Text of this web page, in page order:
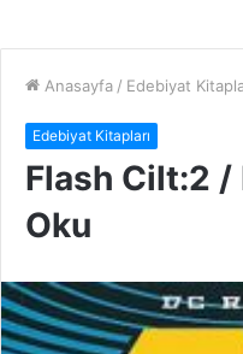
Anasayfa / Edebiyat
Edebiyat Kitapları
Flash Cilt:2 /
Oku